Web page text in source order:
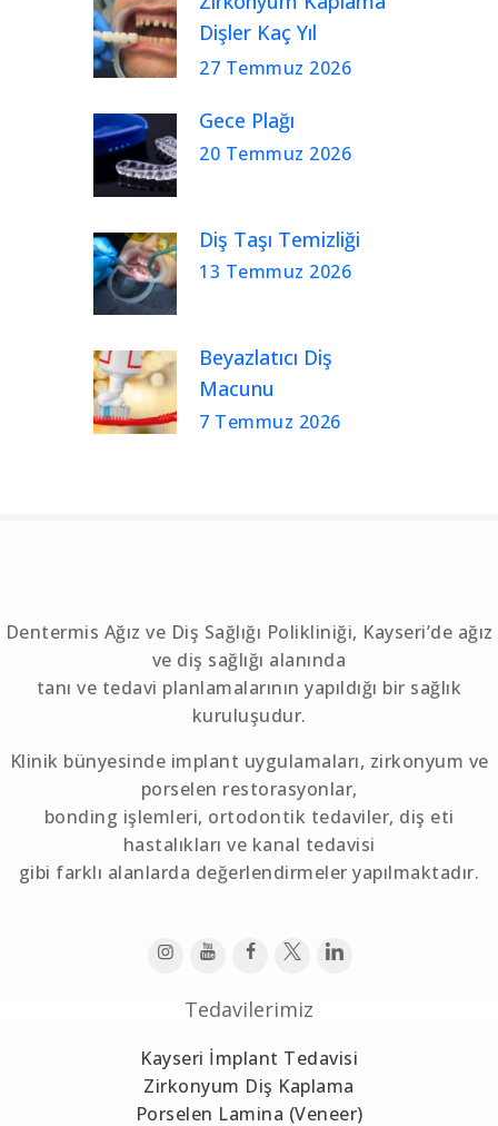
Dişler Kaç Yıl
Kullanılır?
27 Temmuz 2026
Gece Plağı
20 Temmuz 2026
Diş Taşı Temizliği
13 Temmuz 2026
Beyazlatıcı Diş
Macunu
7 Temmuz 2026
Dentermis Ağız ve Diş Sağlığı Polikliniği, Kayseri’de ağız
ve diş sağlığı alanında
tanı ve tedavi planlamalarının yapıldığı bir sağlık
kuruluşudur.
Klinik bünyesinde implant uygulamaları, zirkonyum ve
porselen restorasyonlar,
bonding işlemleri, ortodontik tedaviler, diş eti
hastalıkları ve kanal tedavisi
gibi farklı alanlarda değerlendirmeler yapılmaktadır.
Tedavilerimiz
Kayseri İmplant Tedavisi
Zirkonyum Diş Kaplama
Porselen Lamina (Veneer)